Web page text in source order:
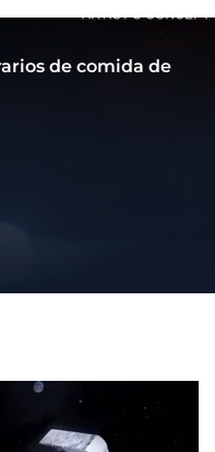
de comida de